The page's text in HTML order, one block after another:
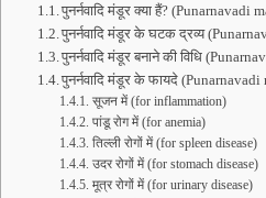
पुनर्नवादि मंडूर क्या हैं? (Punarnavadi
पुनर्नवादि मंडूर के घटक द्रव्य
पुनर्नवादि मंडूर बनाने की विधि
पुनर्नवादि मंडूर के फायदे
सूजन में (for inflammation)
पांडू रोग में (for anemia)
तिल्ली रोगों में (for spleen disease)
उदर रोगों में (for stomach disease)
मूत्र रोगों में (for urinary disease)